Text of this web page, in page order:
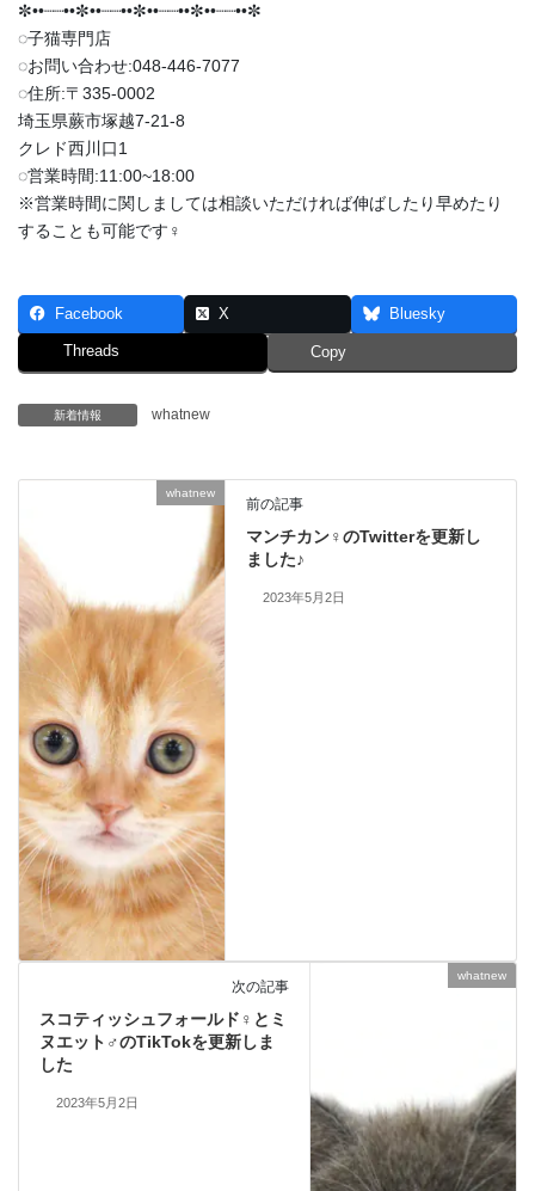
✼••┈┈••✼••┈┈••✼••┈┈••✼••┈┈••✼
◌子猫専門店
◌お問い合わせ:048-446-7077
◌住所:〒335-0002
埼玉県蕨市塚越7-21-8
クレド西川口1
◌営業時間:11:00~18:00
※営業時間に関しましては相談いただければ伸ばしたり早めたり
することも可能です‍♀️
Facebook X Bluesky
Threads Copy
新着情報 whatnew
whatnew
前の記事
マンチカン♀のTwitterを更新し
ました♪
2023年5月2日
whatnew
次の記事
スコティッシュフォールド♀とミ
ヌエット♂のTikTokを更新しま
した
2023年5月2日